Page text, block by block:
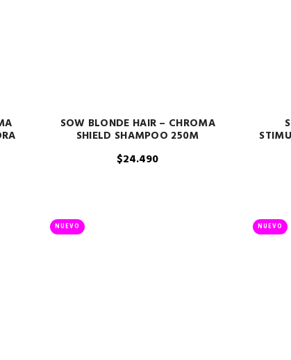
SOW BLONDE HAIR – CHROMA
SHIELD SHAMPOO 250M
$24.490
NUEVO NUEVO